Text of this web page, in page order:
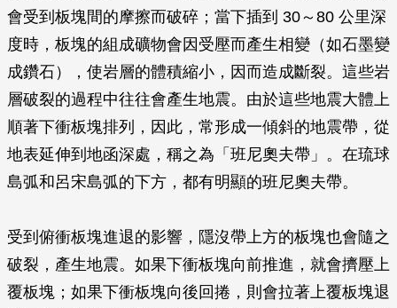
會受到板塊間的摩擦而破碎；當下插到 30～80 公里深
度時，板塊的組成礦物會因受壓而產生相變（如石墨變
成鑽石），使岩層的體積縮小，因而造成斷裂。這些岩
層破裂的過程中往往會產生地震。由於這些地震大體上
順著下衝板塊排列，因此，常形成一傾斜的地震帶，從
地表延伸到地函深處，稱之為「班尼奧夫帶」。在琉球
島弧和呂宋島弧的下方，都有明顯的班尼奧夫帶。
受到俯衝板塊進退的影響，隱沒帶上方的板塊也會隨之
破裂，產生地震。如果下衝板塊向前推進，就會擠壓上
覆板塊；如果下衝板塊向後回捲，則會拉著上覆板塊退